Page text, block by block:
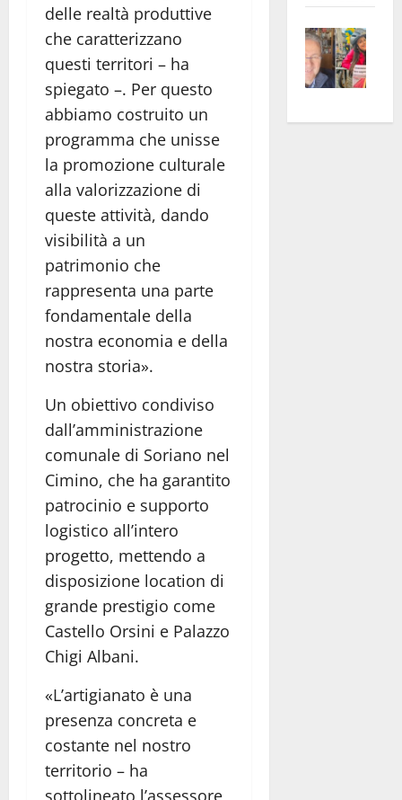
delle realtà produttive
che caratterizzano
questi territori – ha
spiegato –. Per questo
abbiamo costruito un
programma che unisse
la promozione culturale
alla valorizzazione di
queste attività, dando
visibilità a un
patrimonio che
rappresenta una parte
fondamentale della
nostra economia e della
nostra storia».
Un obiettivo condiviso
dall’amministrazione
comunale di Soriano nel
Cimino, che ha garantito
patrocinio e supporto
logistico all’intero
progetto, mettendo a
disposizione location di
grande prestigio come
Castello Orsini e Palazzo
Chigi Albani.
«L’artigianato è una
presenza concreta e
costante nel nostro
territorio – ha
sottolineato l’assessore
euro
apre